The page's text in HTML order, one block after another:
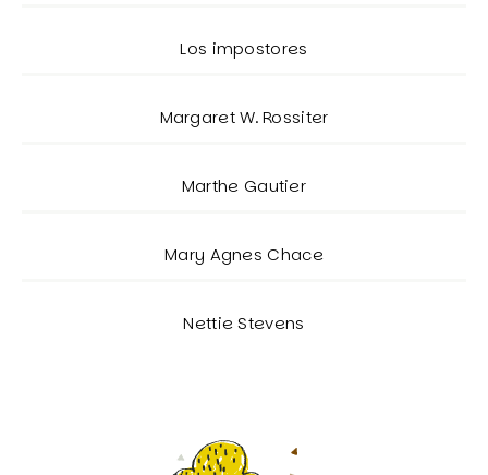
Los impostores
Margaret W. Rossiter
Marthe Gautier
Mary Agnes Chace
Nettie Stevens